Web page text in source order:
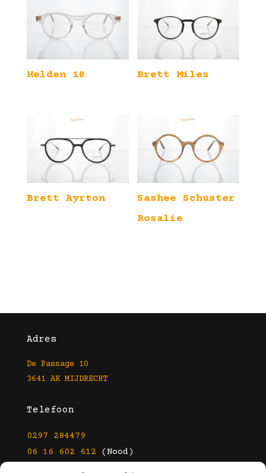
Helden 18 Brett Miles
Brett Ayrton
Sashee Schuster
Rosalie
Adres
De Passage 10
3641 AK MIJDRECHT
Telefoon
0297 284479
06 16 602 612 (Nood)